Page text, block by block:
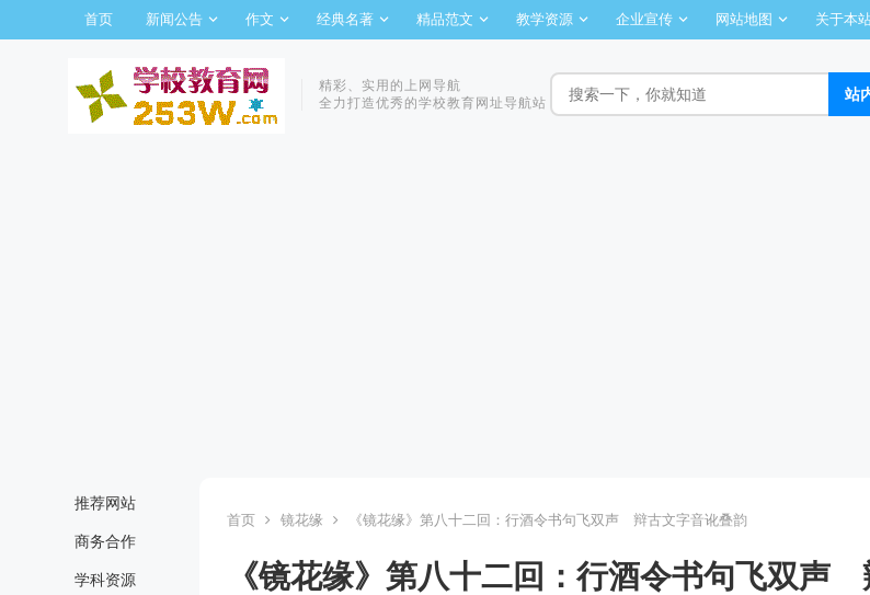
首页 新闻公告 作文 经典名著 精品范文 教学资源 企业宣传 网站地图 关于本
精彩、实用的上网导航
全力打造优秀的学校教育网址导航站
推荐网站
商务合作
学科资源
首页 镜花缘 《镜花缘》第八十二回：行酒令书句飞双声 辩古文字音讹叠韵
《镜花缘》第八十二回：行酒令书句飞双声